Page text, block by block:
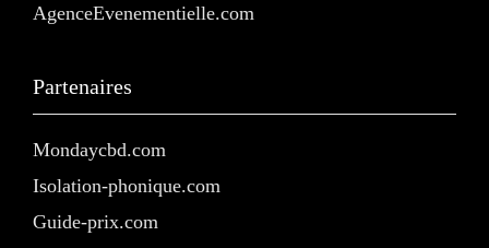
AgenceEvenementielle.com
Partenaires
Mondaycbd.com
Isolation-phonique.com
Guide-prix.com